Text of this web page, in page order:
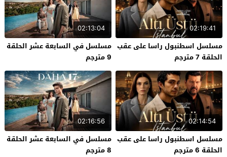
02:19:41
مسلسل اسطنبول راسا على عقب
الحلقة 7 مترجم
02:13:04
مسلسل في السابعة عشر الحلقة
9 مترجم
02:14:54
مسلسل اسطنبول راسا على عقب
الحلقة 6 مترجم
02:16:56
مسلسل في السابعة عشر الحلقة
8 مترجم